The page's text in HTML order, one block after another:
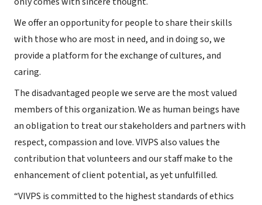
We offer an opportunity for people to share their skills
with those who are most in need, and in doing so, we
provide a platform for the exchange of cultures, and
caring.
The disadvantaged people we serve are the most valued
members of this organization. We as human beings have
an obligation to treat our stakeholders and partners with
respect, compassion and love. VIVPS also values the
contribution that volunteers and our staff make to the
enhancement of client potential, as yet unfulfilled.
“VIVPS is committed to the highest standards of ethics